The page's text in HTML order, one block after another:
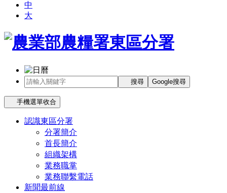
中
大
搜尋 Google搜尋
手機選單收合
認識東區分署
分署簡介
首長簡介
組織架構
業務職掌
業務聯繫電話
新聞最前線